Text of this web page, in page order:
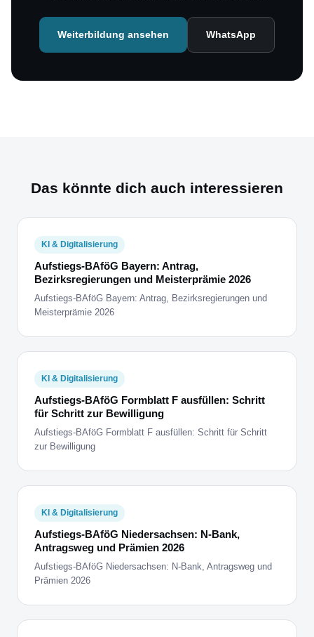
Weiterbildung ansehen WhatsApp
Das könnte dich auch interessieren
KI & Digitalisierung
Aufstiegs-BAföG Bayern: Antrag,
Bezirksregierungen und Meisterprämie 2026
Aufstiegs-BAföG Bayern: Antrag, Bezirksregierungen und
Meisterprämie 2026
KI & Digitalisierung
Aufstiegs-BAföG Formblatt F ausfüllen: Schritt
für Schritt zur Bewilligung
Aufstiegs-BAföG Formblatt F ausfüllen: Schritt für Schritt
zur Bewilligung
KI & Digitalisierung
Aufstiegs-BAföG Niedersachsen: N-Bank,
Antragsweg und Prämien 2026
Aufstiegs-BAföG Niedersachsen: N-Bank, Antragsweg und
Prämien 2026